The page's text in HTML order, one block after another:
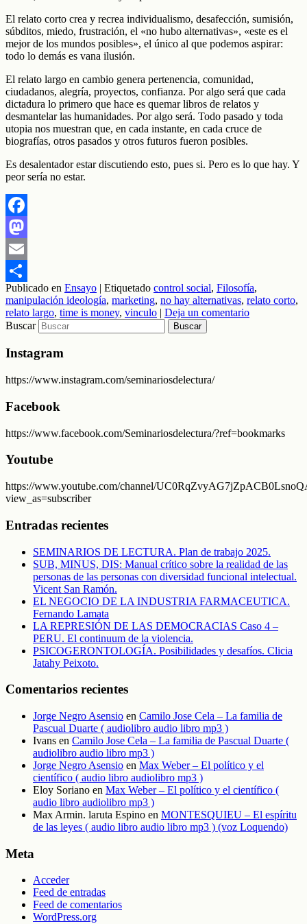
El relato corto crea y recrea individualismo, desafección, sumisión,
súbditos, miedo, frustración, el «no hubo alternativas», «este es el
mejor de los mundos posibles», el único al que podemos aspirar:
todo lo demás es vana ilusión.
El relato largo en cambio genera pertenencia, comunidad,
ciudadanos, alegría, proyectos, confianza. Por algo será que cada
dictadura lo primero que hace es quemar libros de relatos y
desmantelar las humanidades. Por algo será. Todo pasado y toda
utopia nos muestran que, en cada instante, en cada cruce de
biografías, otros pasados y otros futuros fueron posibles.
Es desalentador estar discutiendo esto, pues si. Pero es lo que hay. Y
peor sería no estar.
Facebook
Mastodon
Email
Compartir
Publicado en Ensayo | Etiquetado control social, Filosofía,
manipulación ideología, marketing, no hay alternativas, relato corto,
relato largo, time is money, vinculo | Deja un comentario
Buscar
Instagram
https://www.instagram.com/seminariosdelectura/
Facebook
https://www.facebook.com/Seminariosdelectura/?ref=bookmarks
Youtube
https://www.youtube.com/channel/
view_as=subscriber
Entradas recientes
SEMINARIOS DE LECTURA. Plan de trabajo 2025.
SUB, MINUS, DIS: Manual crítico sobre la realidad de las
personas de las personas con diversidad funcional intelectual.
Vicent San Ramón.
EL NEGOCIO DE LA INDUSTRIA FARMACEUTICA.
Fernando Lamata
LA REPRESIÓN DE LAS DEMOCRACIAS Caso 4 –
PERU. El continuum de la violencia.
PSICOGERONTOLOGÍA. Posibilidades y desafíos. Clicia
Jatahy Peixoto.
Comentarios recientes
Jorge Negro Asensio en Camilo Jose Cela – La familia de
Pascual Duarte ( audiolibro audio libro mp3 )
Ivans en Camilo Jose Cela – La familia de Pascual Duarte (
audiolibro audio libro mp3 )
Jorge Negro Asensio en Max Weber – El político y el
científico ( audio libro audiolibro mp3 )
Eloy Soriano en Max Weber – El político y el científico (
audio libro audiolibro mp3 )
Max Armin. laruta Espino en MONTESQUIEU – El espíritu
de las leyes ( audio libro audio libro mp3 ) (voz Loquendo)
Meta
Acceder
Feed de entradas
Feed de comentarios
WordPress.org